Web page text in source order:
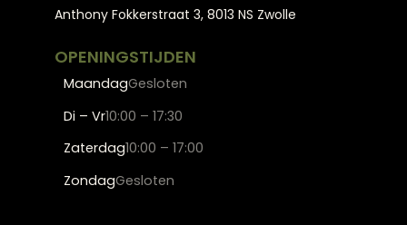
Anthony Fokkerstraat 3, 8013 NS Zwolle
OPENINGSTIJDEN
MaandagGesloten
Di – Vr10:00 – 17:30
Zaterdag10:00 – 17:00
ZondagGesloten